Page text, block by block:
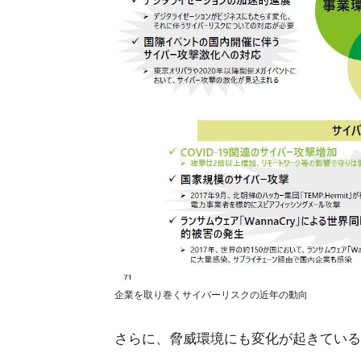
企業を取り巻くサイバーリスクの近年の動向
さらに、脅威環境にも変化が起きてい